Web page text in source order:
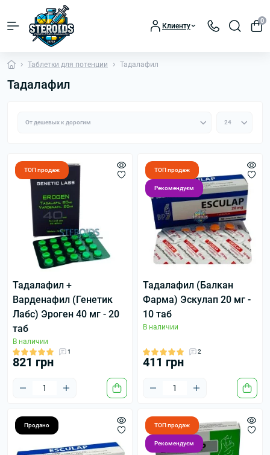
Клиенту
0
Таблетки для потенции Тадалафил
Тадалафил
ТОП продаж
Тадалафил +
Варденафил (Генетик
Лабс) Эроген 40 мг - 20
таб
В наличии
1
821 грн
ТОП продаж
Рекомендуєм
Тадалафил (Балкан
Фарма) Эскулап 20 мг -
10 таб
В наличии
2
411 грн
Продано ТОП продаж
Рекомендуєм